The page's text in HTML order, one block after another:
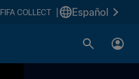
FIFA COLLECT Español